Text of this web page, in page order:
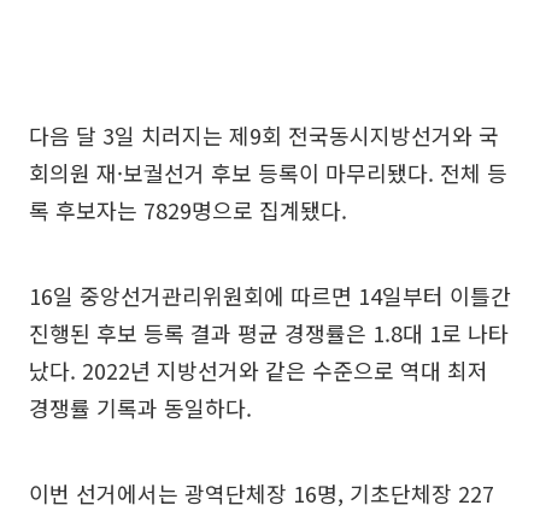
다음 달 3일 치러지는 제9회 전국동시지방선거와 국
회의원 재·보궐선거 후보 등록이 마무리됐다. 전체 등
록 후보자는 7829명으로 집계됐다.
16일 중앙선거관리위원회에 따르면 14일부터 이틀간
진행된 후보 등록 결과 평균 경쟁률은 1.8대 1로 나타
났다. 2022년 지방선거와 같은 수준으로 역대 최저
경쟁률 기록과 동일하다.
이번 선거에서는 광역단체장 16명, 기초단체장 227